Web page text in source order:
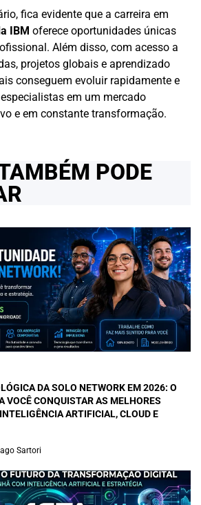
fica evidente que a carreira em
IBM oferece oportunidades únicas
Além disso, com acesso a
projetos globais e aprendizado
conseguem evoluir rapidamente e
em um mercado
e em constante transformação.
PODE
DA SOLO NETWORK EM 2026: O
VOCÊ CONQUISTAR AS MELHORES
ARTIFICIAL, CLOUD E
Sartori